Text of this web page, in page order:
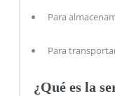
Para
Para
¿Qué es la